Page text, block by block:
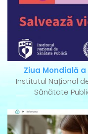
Ziua Mondială
Institutul Național
Sănătate